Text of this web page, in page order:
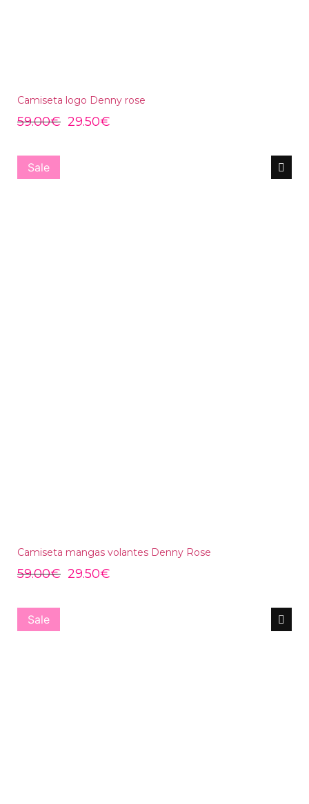
Camiseta logo Denny rose
59.00€ 29.50€
Sale
Camiseta mangas volantes Denny Rose
59.00€ 29.50€
Sale